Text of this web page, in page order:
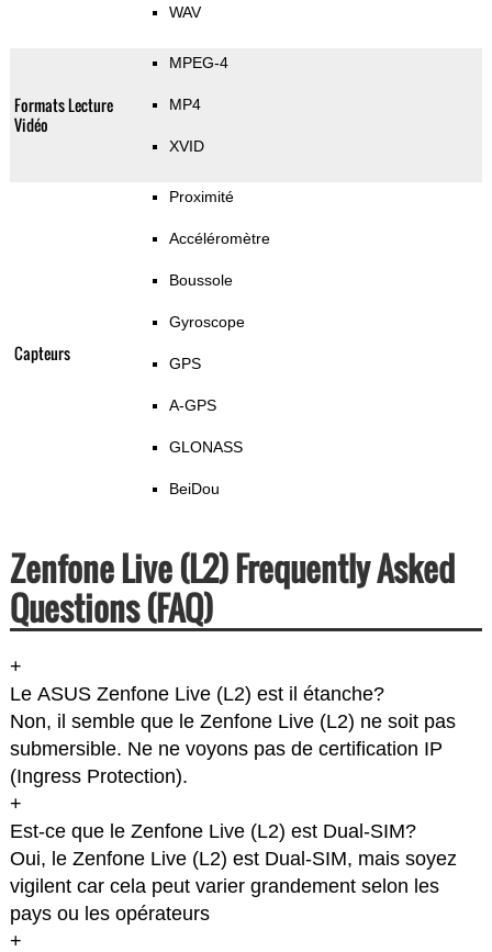
WAV
Formats Lecture
Vidéo
MPEG-4
MP4
XVID
Capteurs
Proximité
Accéléromètre
Boussole
Gyroscope
GPS
A-GPS
GLONASS
BeiDou
Zenfone Live (L2) Frequently Asked
Questions (FAQ)
+
Le ASUS Zenfone Live (L2) est il étanche?
Non, il semble que le Zenfone Live (L2) ne soit pas
submersible. Ne ne voyons pas de certification IP
(Ingress Protection).
+
Est-ce que le Zenfone Live (L2) est Dual-SIM?
Oui, le Zenfone Live (L2) est Dual-SIM, mais soyez
vigilent car cela peut varier grandement selon les
pays ou les opérateurs
+